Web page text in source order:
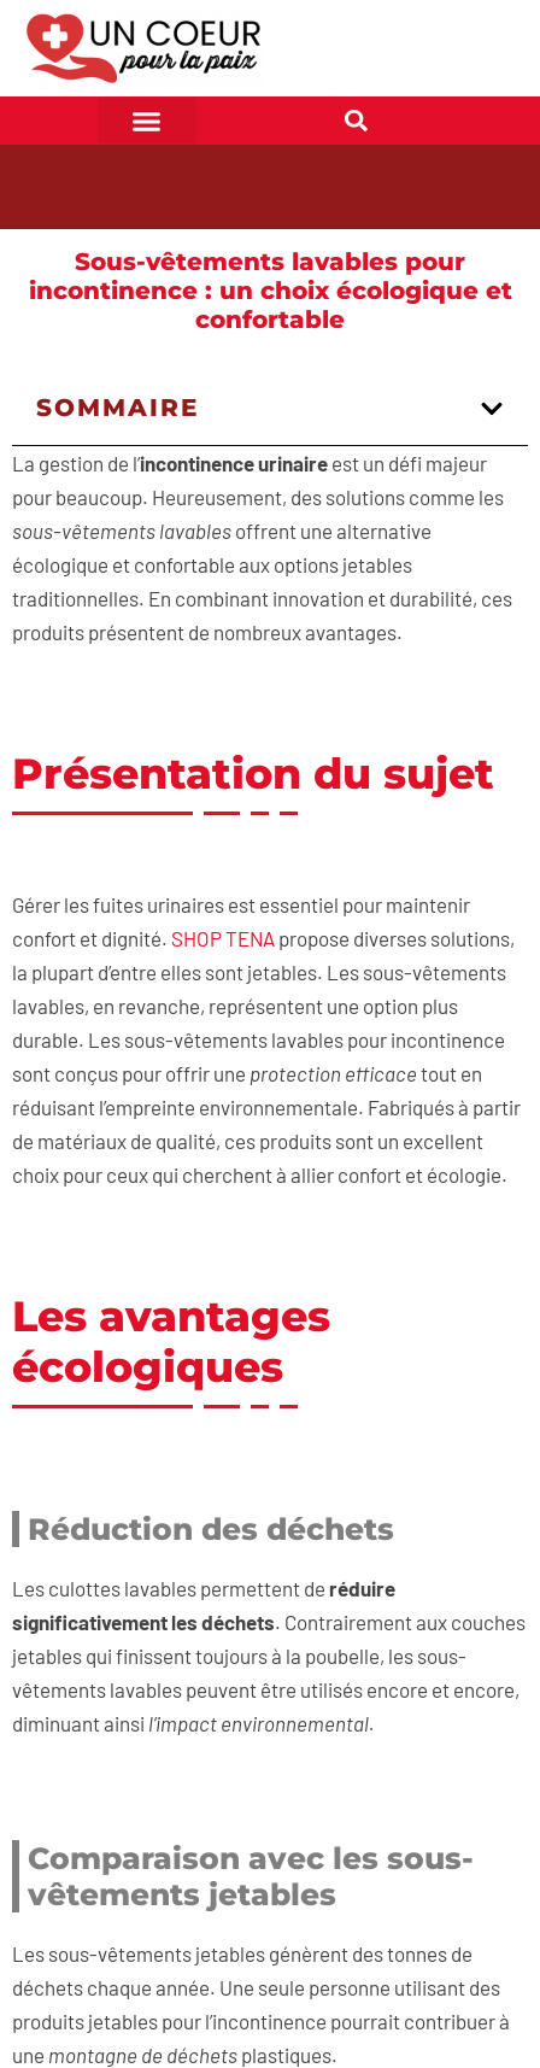
Sous-vêtements lavables pour
incontinence : un choix écologique et
confortable
SOMMAIRE
La gestion de l’incontinence urinaire est un défi majeur
pour beaucoup. Heureusement, des solutions comme les
sous-vêtements lavables offrent une alternative
écologique et confortable aux options jetables
traditionnelles. En combinant innovation et durabilité, ces
produits présentent de nombreux avantages.
Présentation du sujet
Gérer les fuites urinaires est essentiel pour maintenir
confort et dignité. SHOP TENA propose diverses solutions,
la plupart d’entre elles sont jetables. Les sous-vêtements
lavables, en revanche, représentent une option plus
durable. Les sous-vêtements lavables pour incontinence
sont conçus pour offrir une protection efficace tout en
réduisant l’empreinte environnementale. Fabriqués à partir
de matériaux de qualité, ces produits sont un excellent
choix pour ceux qui cherchent à allier confort et écologie.
Les avantages
écologiques
Réduction des déchets
Les culottes lavables permettent de réduire
significativement les déchets. Contrairement aux couches
jetables qui finissent toujours à la poubelle, les sous-
vêtements lavables peuvent être utilisés encore et encore,
diminuant ainsi l’impact environnemental.
Comparaison avec les sous-
vêtements jetables
Les sous-vêtements jetables génèrent des tonnes de
déchets chaque année. Une seule personne utilisant des
produits jetables pour l’incontinence pourrait contribuer à
une montagne de déchets plastiques.